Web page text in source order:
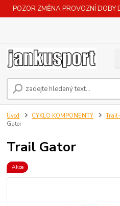
POZOR ZMĚNA PROVOZNÍ
Úvod CYKLO KOMPONENTY
Gator
Trail Gator
Akce